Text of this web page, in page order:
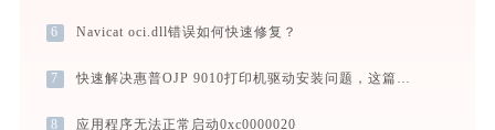
6 Navicat oci.dll错误如何快速修复？
7 快速解决惠普OJP 9010打印机驱动安装问题，这篇文章告诉你方法
8 应用程序无法正常启动0xc0000020